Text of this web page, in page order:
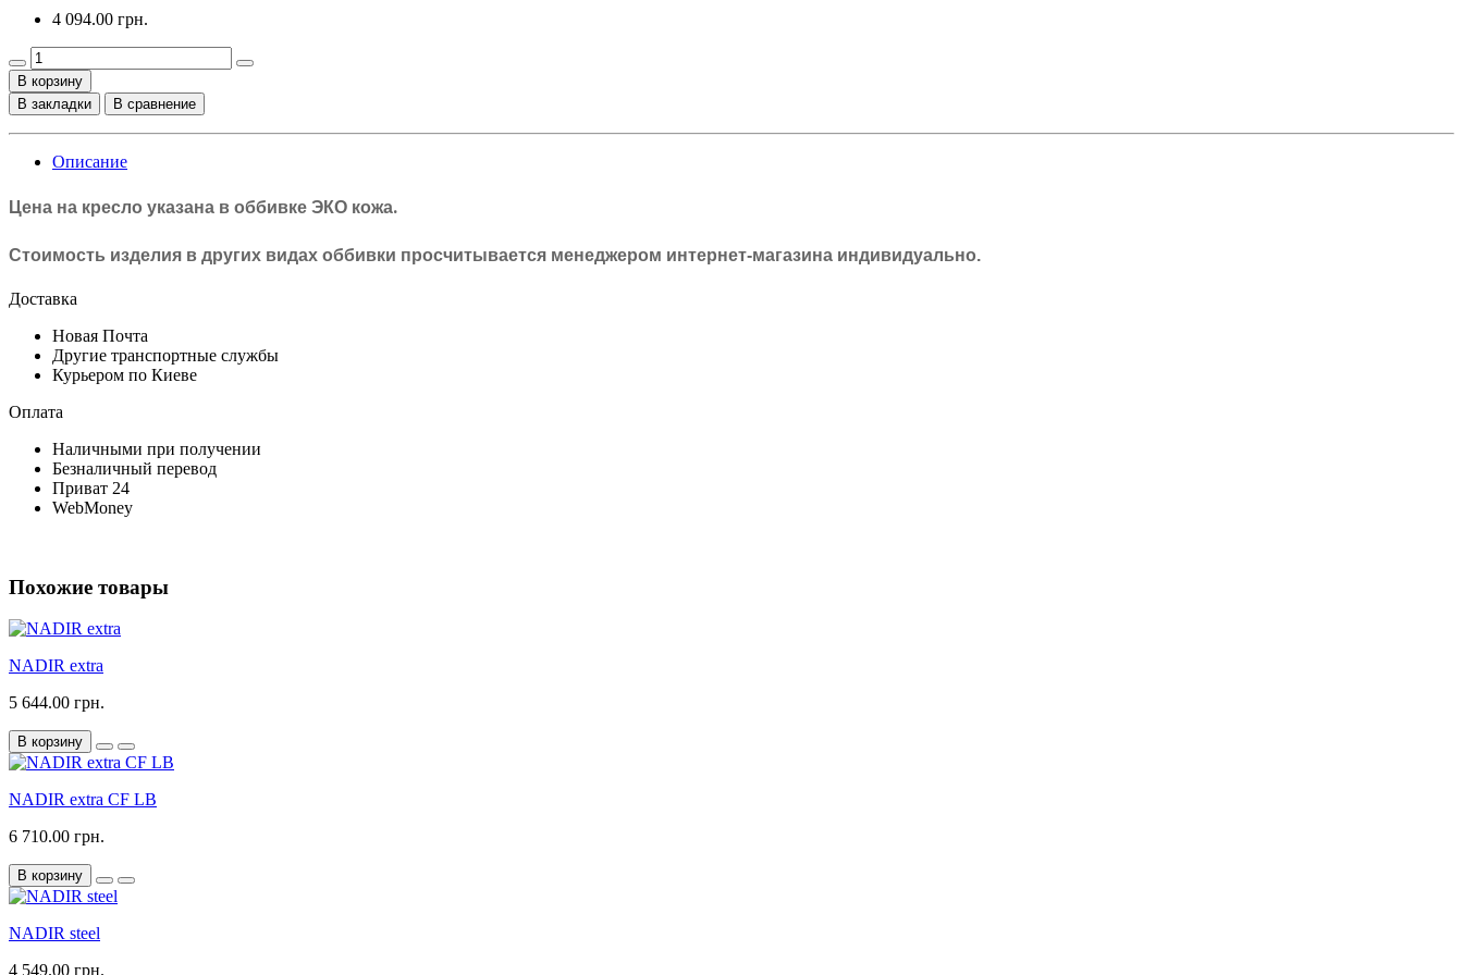
4 094.00 грн.
В корзину
В закладки
В сравнение
Описание
Цена на кресло указана в оббивке ЭКО кожа.
Стоимость изделия в других видах оббивки просчитывается менеджером интернет-магазина индивидуально.
Доставка
Новая Почта
Другие транспортные службы
Курьером по Киеве
Оплата
Наличными при получении
Безналичный перевод
Приват 24
WebMoney
Похожие товары
NADIR extra
5 644.00 грн.
В корзину
NADIR extra CF LB
6 710.00 грн.
В корзину
NADIR steel
4 549.00 грн.